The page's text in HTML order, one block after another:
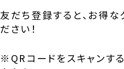
友だち登録すると、お得な
ださい！
※QRコードをスキャンす